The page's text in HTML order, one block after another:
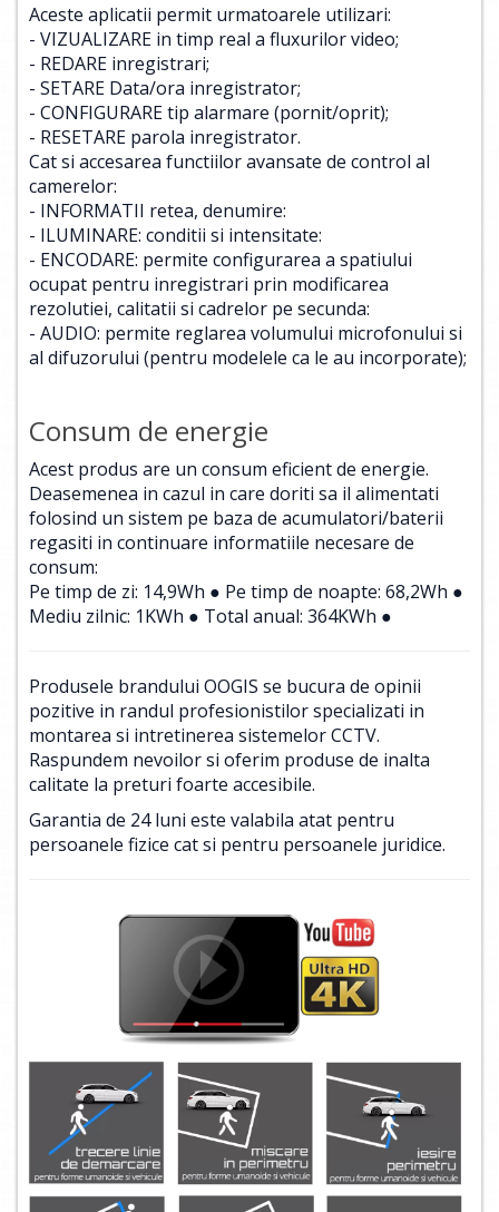
Aceste aplicatii permit urmatoarele utilizari:
- VIZUALIZARE in timp real a fluxurilor video;
- REDARE inregistrari;
- SETARE Data/ora inregistrator;
- CONFIGURARE tip alarmare (pornit/oprit);
- RESETARE parola inregistrator.
Cat si accesarea functiilor avansate de control al
camerelor:
- INFORMATII retea, denumire:
- ILUMINARE: conditii si intensitate:
- ENCODARE: permite configurarea a spatiului
ocupat pentru inregistrari prin modificarea
rezolutiei, calitatii si cadrelor pe secunda:
- AUDIO: permite reglarea volumului microfonului si
al difuzorului (pentru modelele ca le au incorporate);
Consum de energie
Acest produs are un consum eficient de energie.
Deasemenea in cazul in care doriti sa il alimentati
folosind un sistem pe baza de acumulatori/baterii
regasiti in continuare informatiile necesare de
consum:
Pe timp de zi: 14,9Wh ● Pe timp de noapte: 68,2Wh ●
Mediu zilnic: 1KWh ● Total anual: 364KWh ●
Produsele brandului OOGIS se bucura de opinii
pozitive in randul profesionistilor specializati in
montarea si intretinerea sistemelor CCTV.
Raspundem nevoilor si oferim produse de inalta
calitate la preturi foarte accesibile.
Garantia de 24 luni este valabila atat pentru
persoanele fizice cat si pentru persoanele juridice.